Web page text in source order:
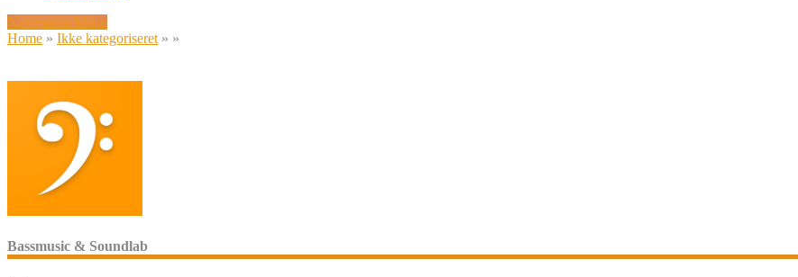
Navigation Menu
Home » Ikke kategoriseret » »
Bassmusic & Soundlab